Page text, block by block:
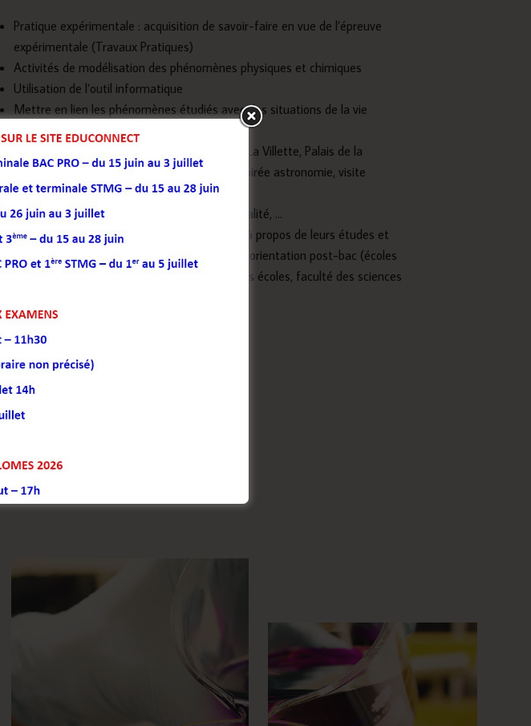
Pratique expérimentale : acquisition de savoir-faire en vue de l’épreuve
expérimentale (Travaux Pratiques)
Activités de modélisation des phénomènes physiques et chimiques
Utilisation de l’outil informatique
Mettre en lien les phénomènes étudiés avec des situations de la vie
courante
Voyages ou sorties à but scientifique : Paris (La Villette, Palais de la
Découverte), Arts et Métiers de Bordeaux, soirée astronomie, visite
d’entreprises et de laboratoires, …
Conférences : police scientifique, cybercriminalité, …
Intervention d’anciens élèves pour échanger à propos de leurs études et
conseiller les futurs bacheliers en vue de leur orientation post-bac (écoles
d’ingénieur, classes préparatoires aux grandes écoles, faculté des sciences